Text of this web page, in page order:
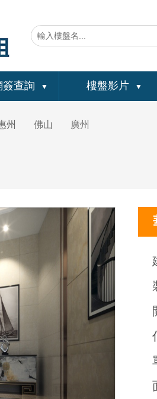
簽查詢 ▼ 樓盤影片 ▼
州 佛山 廣州